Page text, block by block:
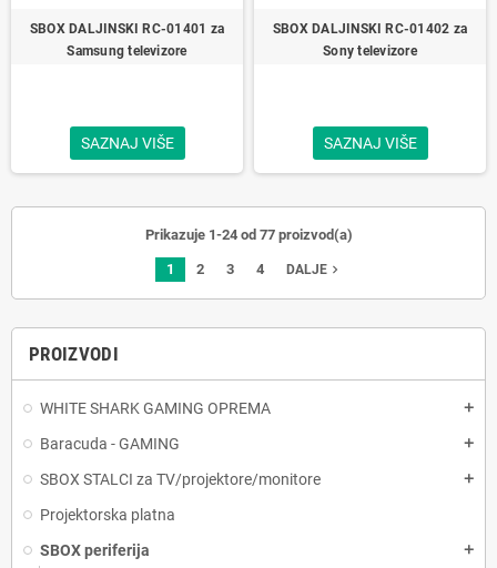
PROIZVODI
WHITE SHARK GAMING OPREMA add
Baracuda - GAMING add
SBOX STALCI za TV/projektore/monitore add
Projektorska platna
SBOX periferija
add
SBOX DALJINSKI RC-01401 za
Samsung televizore
SAZNAJ VIŠE
SBOX DALJINSKI RC-01402 za
Sony televizore
SAZNAJ VIŠE
Prikazuje 1-24 od 77 proizvod(a)
1 2 3 4 DALJEnavigate_next